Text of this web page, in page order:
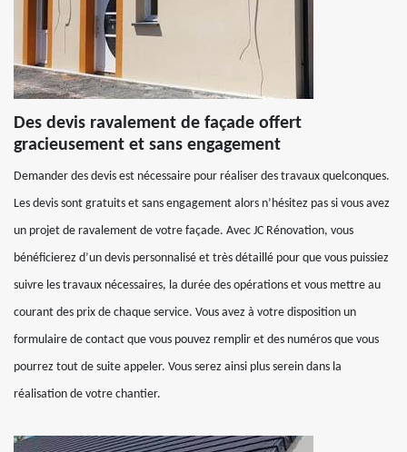
Des devis ravalement de façade offert
gracieusement et sans engagement
Demander des devis est nécessaire pour réaliser des travaux quelconques.
Les devis sont gratuits et sans engagement alors n’hésitez pas si vous avez
un projet de ravalement de votre façade. Avec JC Rénovation, vous
bénéficierez d’un devis personnalisé et très détaillé pour que vous puissiez
suivre les travaux nécessaires, la durée des opérations et vous mettre au
courant des prix de chaque service. Vous avez à votre disposition un
formulaire de contact que vous pouvez remplir et des numéros que vous
pourrez tout de suite appeler. Vous serez ainsi plus serein dans la
réalisation de votre chantier.